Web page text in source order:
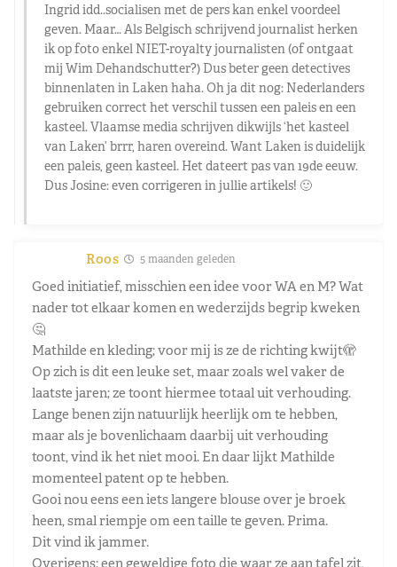
Ingrid idd..socialisen met de pers kan enkel voordeel
geven. Maar… Als Belgisch schrijvend journalist herken
ik op foto enkel NIET-royalty journalisten (of ontgaat
mij Wim Dehandschutter?) Dus beter geen detectives
binnenlaten in Laken haha. Oh ja dit nog: Nederlanders
gebruiken correct het verschil tussen een paleis en een
kasteel. Vlaamse media schrijven dikwijls ‘het kasteel
van Laken’ brrr, haren overeind. Want Laken is duidelijk
een paleis, geen kasteel. Het dateert pas van 19de eeuw.
Dus Josine: even corrigeren in jullie artikels! 🙂
Roos 5 maanden geleden
Goed initiatief, misschien een idee voor WA en M? Wat
nader tot elkaar komen en wederzijds begrip kweken
🤔
Mathilde en kleding; voor mij is ze de richting kwijt🫣
Op zich is dit een leuke set, maar zoals wel vaker de
laatste jaren; ze toont hiermee totaal uit verhouding.
Lange benen zijn natuurlijk heerlijk om te hebben,
maar als je bovenlichaam daarbij uit verhouding
toont, vind ik het niet mooi. En daar lijkt Mathilde
momenteel patent op te hebben.
Gooi nou eens een iets langere blouse over je broek
heen, smal riempje om een taille te geven. Prima.
Dit vind ik jammer.
Overigens: een geweldige foto die waar ze aan tafel zit,